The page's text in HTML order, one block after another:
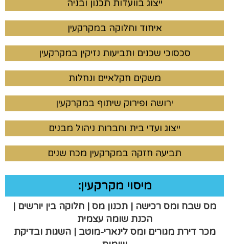
ייצוג בוועדות תכנון ובניה
איחוד וחלוקה במקרקעין
סכסוכי שכנים ותביעות נזיקין במקרקעין
משקים חקלאיים ונחלות
ירושה ופירוק שיתוף במקרקעין
ייצוג ועדי בית וחברות ניהול מבנים
תביעה חזקה במקרקעין מכח שנים
מיסוי מקרקעין:
מס שבח ומס רכישה | תכנון מס | חלוקה בין יורשים |
הכנת שומה עצמית
מכר דירת מגורים ומס לינארי-מוטב | השגות ובדיקת